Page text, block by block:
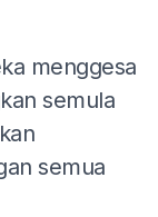
menggesa
semula
semua